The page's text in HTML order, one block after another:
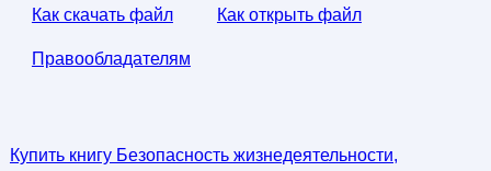
Как скачать файл Как открыть файл
Правообладателям
Купить книгу Безопасность жизнедеятельности,